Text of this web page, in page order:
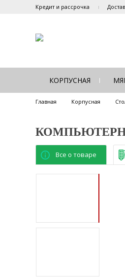
Кредит и рассрочка
КОРПУСНАЯ
Главная Корпусная
Все о товаре